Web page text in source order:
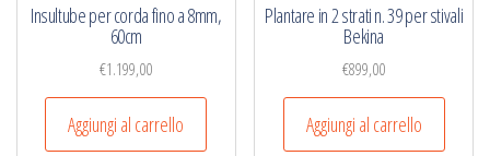
Insultube per corda fino a 8mm,
60cm
€1.199,00
Aggiungi al carrello
Plantare in 2 strati n. 39 per stivali
Bekina
€899,00
Aggiungi al carrello